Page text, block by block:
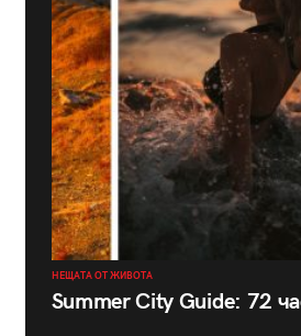
НЕЩАТА ОТ ЖИВОТА
Summer City Guide: 72